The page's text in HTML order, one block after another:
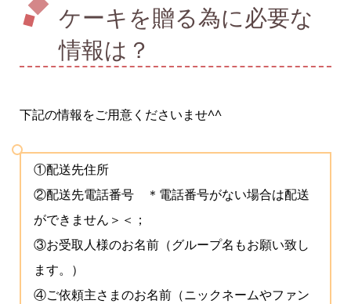
ケーキを贈る為に必要な
情報は？
下記の情報をご用意くださいませ^^
①配送先住所
②配送先電話番号 ＊電話番号がない場合は配送
ができません＞＜；
③お受取人様のお名前（グループ名もお願い致し
ます。）
④ご依頼主さまのお名前（ニックネームやファン